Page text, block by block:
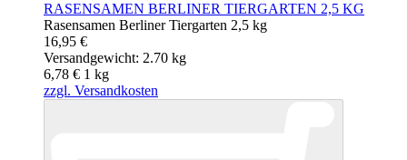
RASENSAMEN BERLINER TIERGARTEN 2,5 KG
Rasensamen Berliner Tiergarten 2,5 kg
16,95 €
Versandgewicht: 2.70 kg
6,78 € 1 kg
zzgl. Versandkosten